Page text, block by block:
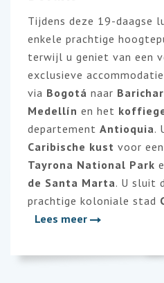
Tijdens deze 19-daagse
enkele prachtige
terwijl u geniet van een
exclusieve
via Bogotá naar
Medellín en het
departement Antioquia.
Caribische kust voor
Tayrona National Park
de Santa Marta. U sluit
prachtige koloniale stad
Lees meer